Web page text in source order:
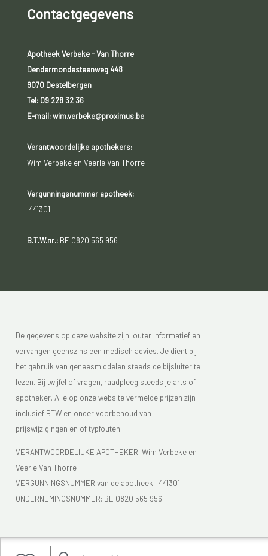
Contactgegevens
Apotheek Verbeke - Van Thorre
Dendermondesteenweg 448
9070 Destelbergen
Tel: 09 228 32 36
E-mail: wim.verbeke@proximus.be
Verantwoordelijke apothekers:
Wim Verbeke en Veerle Van Thorre
Vergunningsnummer apotheek:
441301
B.T.W.nr.:BE 0820 565 956
De gegevens op deze website zijn louter informatief en
vervangen geenszins een medisch advies. Je dient bij
het gebruik van geneesmiddelen steeds de bijsluiter te
lezen. Bij twijfel of vragen, raadpleeg steeds je arts of
apotheker. Alle op onze website vermelde prijzen zijn
inclusief BTW en onder voorbehoud van
prijswijzigingen en of typfouten.
VERANTWOORDELIJKE APOTHEKER: Wim Verbeke en
Veerle Van Thorre
VERGUNNINGSNUMMER van de apotheek : 441301
ONDERNEMINGSNUMMER: BE 0820 565 956
Je vindt Apotheek Verbeke - Van Thorre in de FAGG lijst